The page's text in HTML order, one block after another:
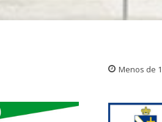
Menos de 1